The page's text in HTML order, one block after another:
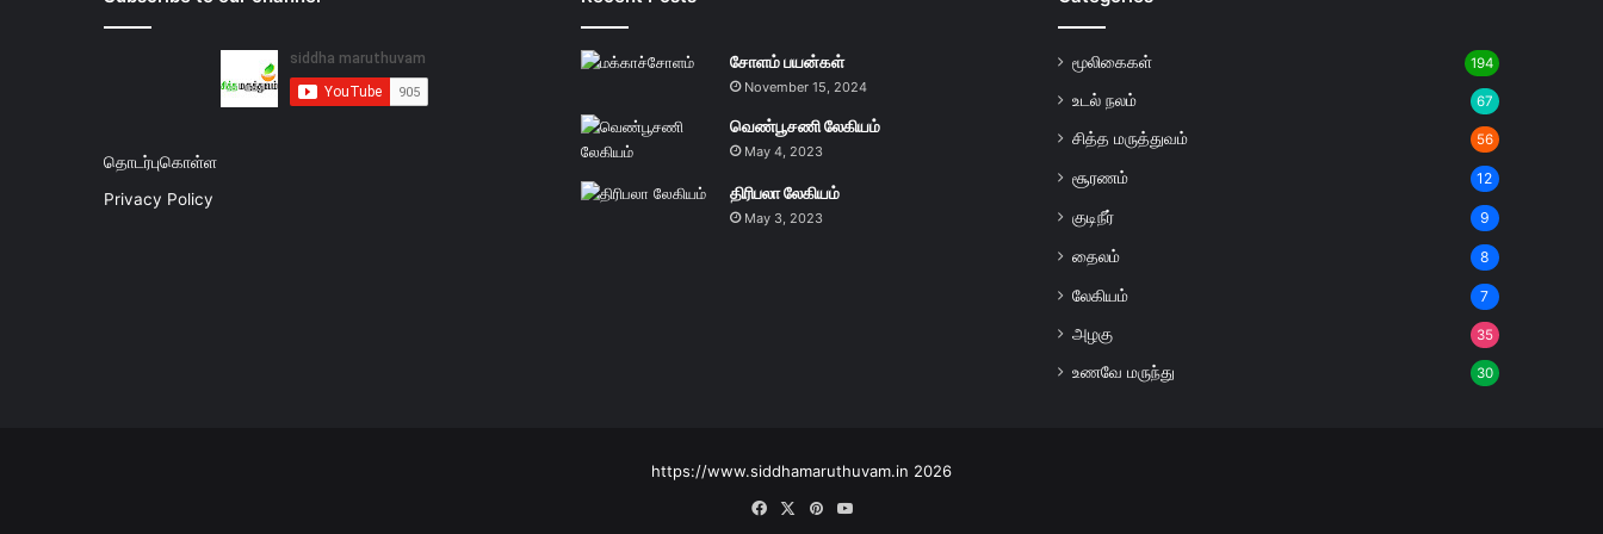
தொடர்புகொள்ள
Privacy Policy
சோளம் பயன்கள்
November 15, 2024
வெண்பூசணி லேகியம்
May 4, 2023
திரிபலா லேகியம்
May 3, 2023
மூலிகைகள் 194
உடல் நலம் 67
சித்த மருத்துவம் 56
சூரணம் 12
குடிநீர் 9
தைலம் 8
லேகியம் 7
அழகு 35
உணவே மருந்து 30
https://www.siddhamaruthuvam.in 2026
FacebookPinterestYouTube